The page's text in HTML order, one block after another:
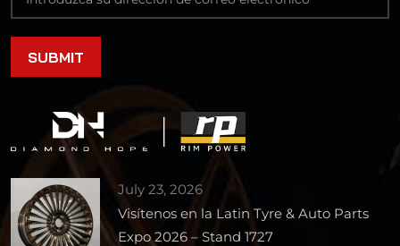
July 23, 2026
Visítenos en la Latin Tyre & Auto Parts
Expo 2026 – Stand 1727